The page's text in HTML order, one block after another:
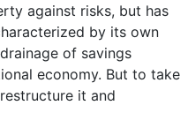
against risks, but has
by its own
of savings
economy. But to take
it and